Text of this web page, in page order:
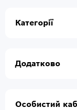
Категорії
Додатково
Особистий